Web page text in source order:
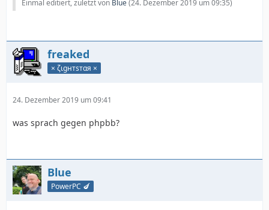
Einmal editiert, zuletzt von Blue(24. Dezember 2019 um 09:35)
freaked
× ζιgнтѕтαя ×
24. Dezember 2019 um 09:41
was sprach gegen phpbb?
Blue
PowerPC 🍆